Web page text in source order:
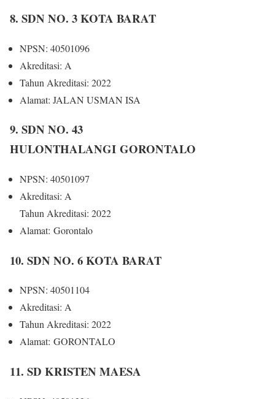
8. SDN NO. 3 KOTA BARAT
NPSN: 40501096
Akreditasi: A
Tahun Akreditasi: 2022
Alamat: JALAN USMAN ISA
9. SDN NO. 43
HULONTHALANGI GORONTALO
NPSN: 40501097
Akreditasi: A
Tahun Akreditasi: 2022
Alamat: Gorontalo
10. SDN NO. 6 KOTA BARAT
NPSN: 40501104
Akreditasi: A
Tahun Akreditasi: 2022
Alamat: GORONTALO
11. SD KRISTEN MAESA